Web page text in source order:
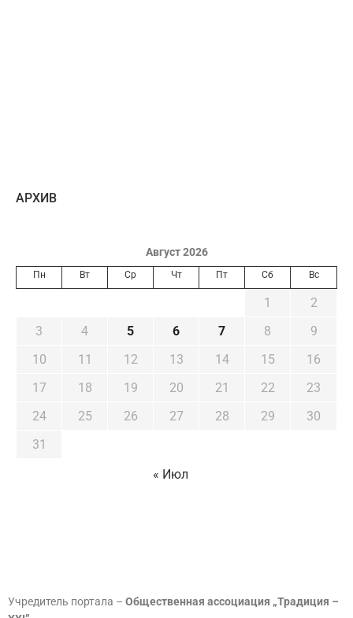
AРХИВ
Август 2026
Пн Вт Ср Чт Пт Сб Вс
1
2
3
4 5 6 7 8
9
10
11 12 13 14 15
16
17
18 19 20 21 22
23
24
25 26 27 28 29
30
31
« Июл
Учредитель портала – Общественная ассоциация „Традиция –